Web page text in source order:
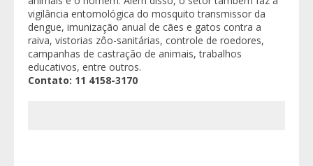
vigilância entomológica do mosquito transmissor da
dengue, imunização anual de cães e gatos contra a
raiva, vistorias zôo-sanitárias, controle de roedores,
campanhas de castração de animais, trabalhos
educativos, entre outros.
Contato: 11 4158-3170